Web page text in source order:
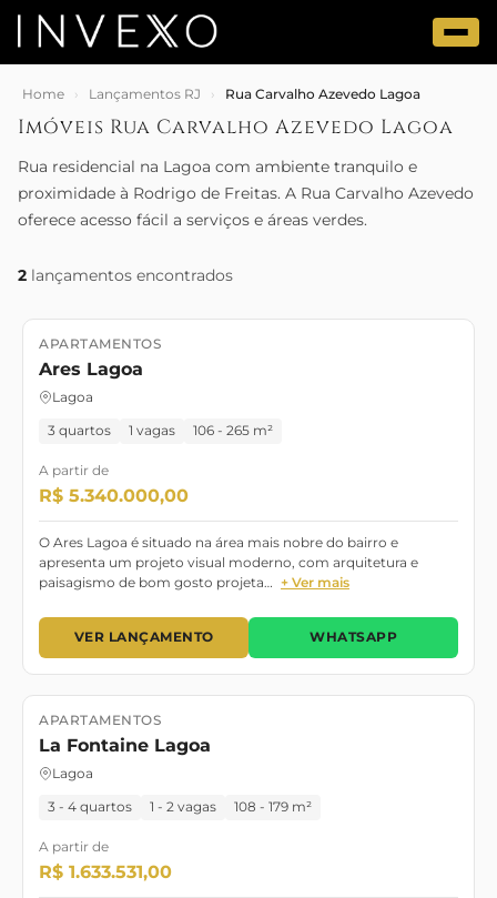
Home › Lançamentos RJ › Rua Carvalho Azevedo Lagoa
Imóveis Rua Carvalho Azevedo Lagoa
Rua residencial na Lagoa com ambiente tranquilo e
proximidade à Rodrigo de Freitas. A Rua Carvalho Azevedo
oferece acesso fácil a serviços e áreas verdes.
2 lançamentos encontrados
Lançamento Pronto para morar
APARTAMENTOS
Ares Lagoa
Lagoa
3 quartos 1 vagas 106 - 265 m²
A partir de
R$ 5.340.000,00
O Ares Lagoa é situado na área mais nobre do bairro e
apresenta um projeto visual moderno, com arquitetura e
paisagismo de bom gosto projeta… + Ver mais
VER LANÇAMENTO WHATSAPP
Lançamento Pronto para morar
APARTAMENTOS
La Fontaine Lagoa
Lagoa
3 - 4 quartos 1 - 2 vagas 108 - 179 m²
A partir de
R$ 1.633.531,00